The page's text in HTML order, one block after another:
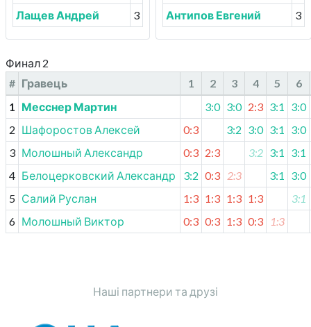
Лащев Андрей
3
Антипов Евгений
3
Финал 2
# Гравець 1 2 3 4 5
6
1 Месснер Мартин 3:0 3:0 2:3 3:1
3:0
2 Шафоростов Алексей 0:3 3:2 3:0 3:1
3:0
3 Молошный Александр 0:3 2:3 3:2 3:1
3:1
4 Белоцерковский Александр 3:2 0:3 2:3 3:1
3:0
5 Салий Руслан 1:3 1:3 1:3 1:3
3:1
6 Молошный Виктор 0:3 0:3 1:3 0:3 1:3
Наші партнери та друзі